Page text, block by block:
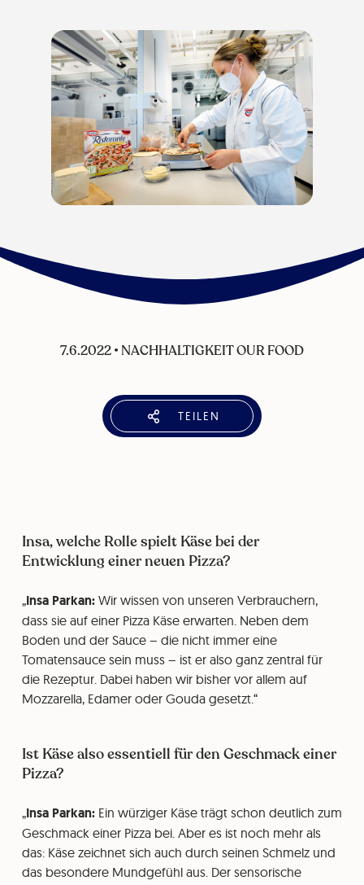
7.6.2022• NACHHALTIGKEIT OUR FOOD
TEILEN
Insa, welche Rolle spielt Käse bei der
Entwicklung einer neuen Pizza?
Insa Parkan: Wir wissen von unseren Verbrauchern,
dass sie auf einer Pizza Käse erwarten. Neben dem
Boden und der Sauce – die nicht immer eine
Tomatensauce sein muss – ist er also ganz zentral für
die Rezeptur. Dabei haben wir bisher vor allem auf
Mozzarella, Edamer oder Gouda gesetzt.
Ist Käse also essentiell für den Geschmack einer
Pizza?
Insa Parkan: Ein würziger Käse trägt schon deutlich zum
Geschmack einer Pizza bei. Aber es ist noch mehr als
das: Käse zeichnet sich auch durch seinen Schmelz und
das besondere Mundgefühl aus. Der sensorische